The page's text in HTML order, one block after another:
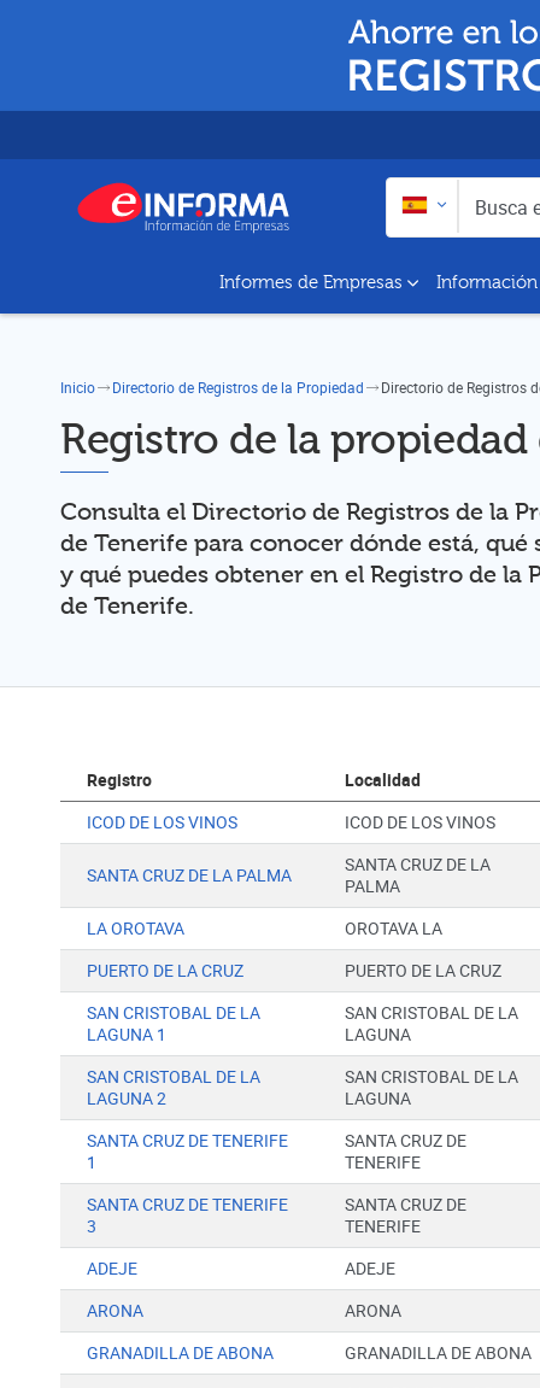
Informes de Empresas Información
Inicio Directorio de Registros de la Propiedad Directorio de Registros
Registro de la propiedad
Consulta el Directorio de Registros de la
de Tenerife para conocer dónde está, qué
y qué puedes obtener en el Registro de la
de Tenerife.
Registro Localidad
ICOD DE LOS VINOS
ICOD DE LOS VINOS
SANTA CRUZ DE LA PALMA
SANTA CRUZ DE LA
PALMA
LA OROTAVA OROTAVA LA
PUERTO DE LA CRUZ
PUERTO DE LA CRUZ
SAN CRISTOBAL DE LA
LAGUNA 1
SAN CRISTOBAL DE LA
LAGUNA
SAN CRISTOBAL DE LA
LAGUNA 2
SAN CRISTOBAL DE LA
LAGUNA
SANTA CRUZ DE TENERIFE
1
SANTA CRUZ DE
TENERIFE
SANTA CRUZ DE TENERIFE
3
SANTA CRUZ DE
TENERIFE
ADEJE ADEJE
ARONA
ARONA
GRANADILLA DE ABONA
GRANADILLA DE ABONA